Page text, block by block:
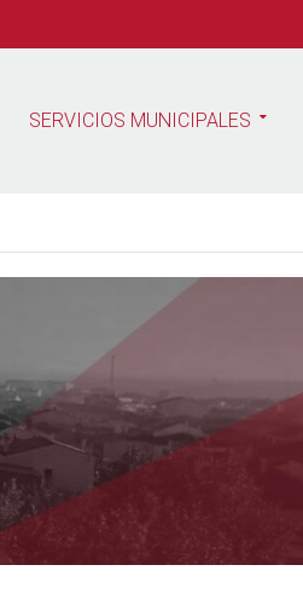
SERVICIOS MUNICIPALES